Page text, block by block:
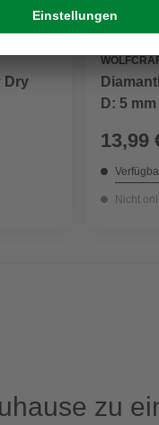
Dry
D: 5 mm
13,99
Nicht
zu